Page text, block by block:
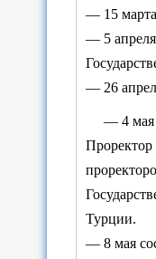
— 15
— 5 апреля
— 26
— 4 мая
Проректор
Турции.
— 8 мая